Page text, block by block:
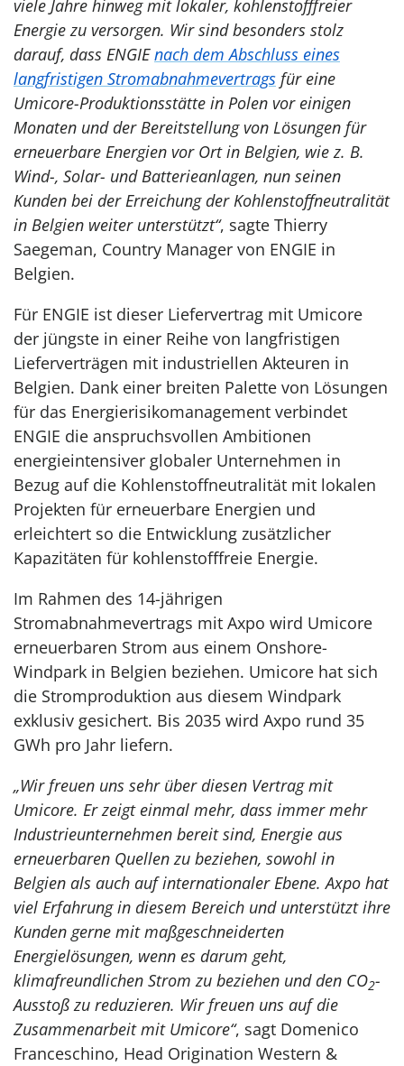
viele Jahre hinweg mit lokaler, kohlenstofffreier
Energie zu versorgen. Wir sind besonders stolz
darauf, dass ENGIEnach dem Abschluss eines
langfristigen Stromabnahmevertrags für eine
Umicore-Produktionsstätte in Polen vor einigen
Monaten und der Bereitstellung von Lösungen für
erneuerbare Energien vor Ort in Belgien, wie z. B.
Wind-, Solar- und Batterieanlagen, nun seinen
Kunden bei der Erreichung der Kohlenstoffneutralität
in Belgien weiter unterstützt“, sagte Thierry
Saegeman, Country Manager von ENGIE in
Belgien.
Für ENGIE ist dieser Liefervertrag mit Umicore
der jüngste in einer Reihe von langfristigen
Lieferverträgen mit industriellen Akteuren in
Belgien. Dank einer breiten Palette von Lösungen
für das Energierisikomanagement verbindet
ENGIE die anspruchsvollen Ambitionen
energieintensiver globaler Unternehmen in
Bezug auf die Kohlenstoffneutralität mit lokalen
Projekten für erneuerbare Energien und
erleichtert so die Entwicklung zusätzlicher
Kapazitäten für kohlenstofffreie Energie.
Im Rahmen des 14-jährigen
Stromabnahmevertrags mit Axpo wird Umicore
erneuerbaren Strom aus einem Onshore-
Windpark in Belgien beziehen. Umicore hat sich
die Stromproduktion aus diesem Windpark
exklusiv gesichert. Bis 2035 wird Axpo rund 35
GWh pro Jahr liefern.
„Wir freuen uns sehr über diesen Vertrag mit
Umicore. Er zeigt einmal mehr, dass immer mehr
Industrieunternehmen bereit sind, Energie aus
erneuerbaren Quellen zu beziehen, sowohl in
Belgien als auch auf internationaler Ebene. Axpo hat
viel Erfahrung in diesem Bereich und unterstützt ihre
Kunden gerne mit maßgeschneiderten
Energielösungen, wenn es darum geht,
klimafreundlichen Strom zu beziehen und den CO2-
Ausstoß zu reduzieren. Wir freuen uns auf die
Zusammenarbeit mit Umicore“, sagt Domenico
Franceschino, Head Origination Western &